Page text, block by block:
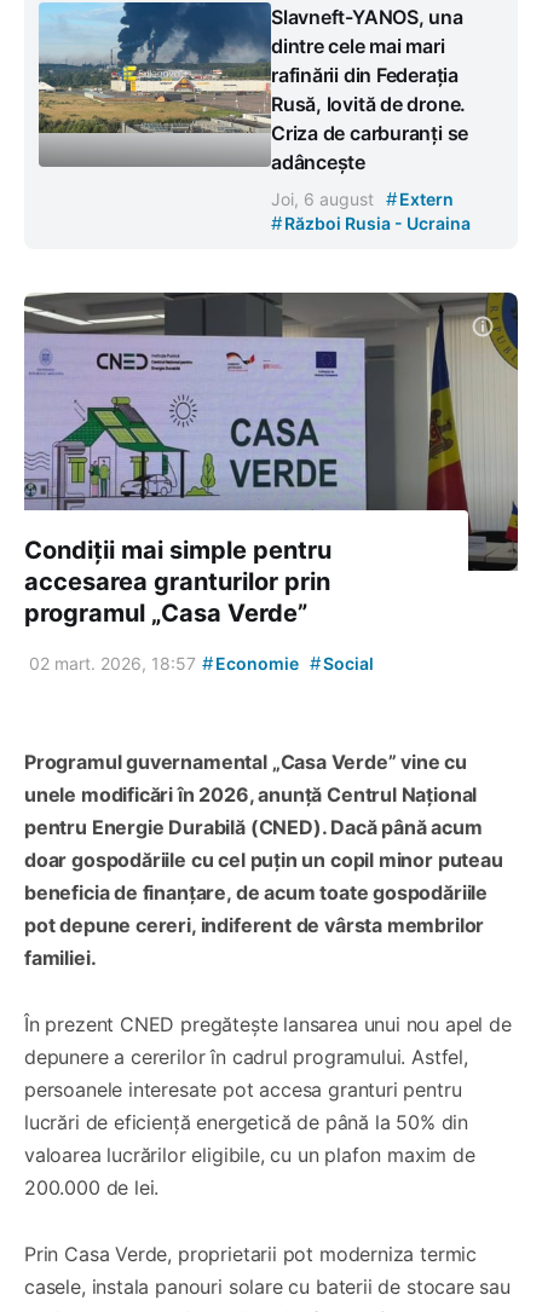
Slavneft-YANOS, una
dintre cele mai mari
rafinării din Federația
Rusă, lovită de drone.
Criza de carburanți se
adâncește
Joi, 6 august #Extern
#Război Rusia - Ucraina
Condiții mai simple pentru
accesarea granturilor prin
programul „Casa Verde”
02 mart. 2026, 18:57 #Economie #Social
Programul guvernamental „Casa Verde” vine cu
unele modificări în 2026, anunță Centrul Național
pentru Energie Durabilă (CNED). Dacă până acum
doar gospodăriile cu cel puțin un copil minor puteau
beneficia de finanțare, de acum toate gospodăriile
pot depune cereri, indiferent de vârsta membrilor
familiei.
În prezent CNED pregătește lansarea unui nou apel de
depunere a cererilor în cadrul programului. Astfel,
persoanele interesate pot accesa granturi pentru
lucrări de eficiență energetică de până la 50% din
valoarea lucrărilor eligibile, cu un plafon maxim de
200.000 de lei.
Prin Casa Verde, proprietarii pot moderniza termic
casele, instala panouri solare cu baterii de stocare sau